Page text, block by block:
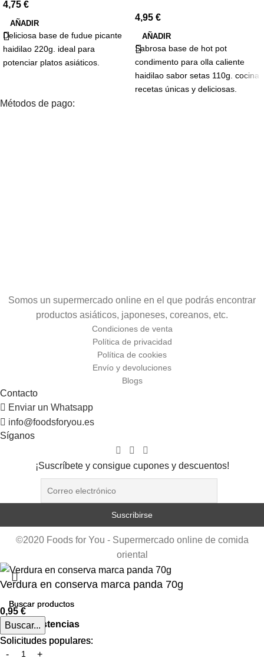
4,75 €
AÑADIR
Deliciosa base de fudue picante
haidilao 220g. ideal para
potenciar platos asiáticos.
4,95 €
AÑADIR
Sabrosa base de hot pot
condimento para olla caliente
haidilao sabor setas 110g. cocina
recetas únicas y deliciosas.
Métodos de pago:
Somos un supermercado online en el que podrás encontrar
productos asiáticos, japoneses, coreanos, etc.
Condiciones de venta
Política de privacidad
Política de cookies
Envío y devoluciones
Blogs
Contacto
Enviar un Whatsapp
info@foodsforyou.es
Síganos
¡Suscríbete y consigue cupones y descuentos!
©2020 Foods for You - Supermercado online de comida
oriental
Buscar...
Solicitudes populares:
Buscar...
Solicitudes populares:
Verdura en conserva marca panda 70g
0,95 €
Hay existencias